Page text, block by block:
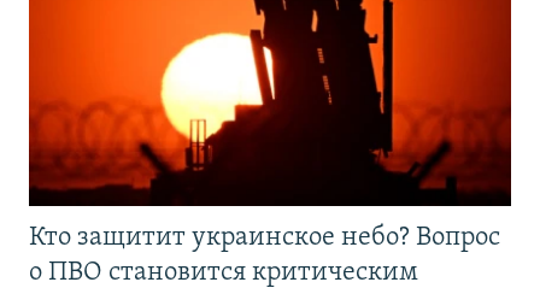
Кто защитит украинское небо? Вопрос
о ПВО становится критическим